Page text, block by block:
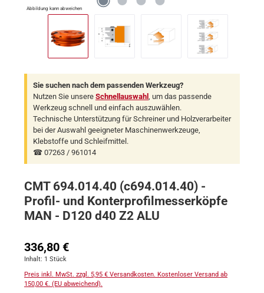
Abbildung kann abweichen
Sie suchen nach dem passenden Werkzeug?
Nutzen Sie unsere Schnellauswahl , um das passende
Werkzeug schnell und einfach auszuwählen.
Technische Unterstützung für Schreiner und Holzverarbeiter
bei der Auswahl geeigneter Maschinenwerkzeuge,
Klebstoffe und Schleifmittel.
☎ 07263 / 961014
CMT 694.014.40 (c694.014.40) -
Profil- und Konterprofilmesserköpfe
MAN - D120 d40 Z2 ALU
Regulärer Preis:
336,80 €
Inhalt: 1 Stück
Preis inkl. MwSt. zzgl. 5,95 € Versandkosten. Kostenloser Versand ab
150,00 €. (EU abweichend).